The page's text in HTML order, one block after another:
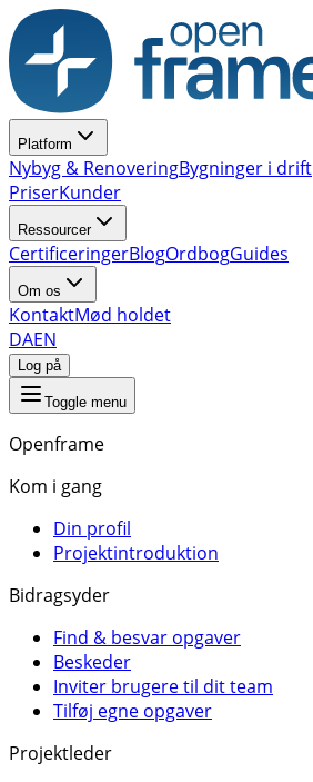
Platform
Nybyg & RenoveringBygninger i drift
PriserKunder
Ressourcer
CertificeringerBlogOrdbogGuides
Om os
KontaktMød holdet
DAEN
Log på
Toggle menu
Openframe
Kom i gang
Din profil
Projektintroduktion
Bidragsyder
Find & besvar opgaver
Beskeder
Inviter brugere til dit team
Tilføj egne opgaver
Projektleder